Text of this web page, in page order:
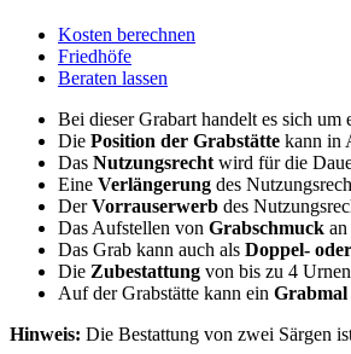
Kosten berechnen
Friedhöfe
Beraten lassen
Bei dieser Grabart handelt es sich um
Die Position der Grabstätte kann in
Das Nutzungsrecht wird für die
Eine Verlängerung des
DerVorrauserwerb des
Das Aufstellen von Grabschmuck
Das Grab kann auch als Doppel-
Die Zubestattung von bis zu 4
Auf der Grabstätte kann ein Grabmal
Hinweis: Die Bestattung von zwei Särgen